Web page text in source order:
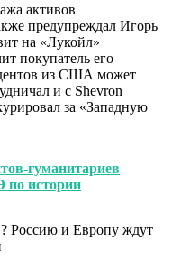
активов
предупреждал Игорь
на «Лукойл»
покупатель его
из США может
и с Shevron
за «Западную
гуманитариев
по истории